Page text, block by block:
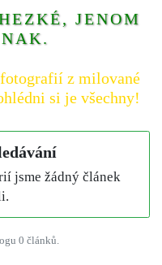
JENOM
z milované
si je všechny!
jsme žádný článek
0 článků.